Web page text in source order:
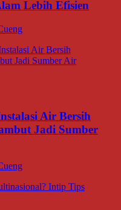
Lebih Efisien
Air Bersih
Jadi Sumber